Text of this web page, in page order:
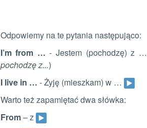
Odpowiemy na te pytania następująco:
I’m from … - Jestem (pochodzę) z …
pochodzę z...)
I live in … - Żyję (mieszkam) w …
Warto też zapamiętać dwa słówka:
From– z